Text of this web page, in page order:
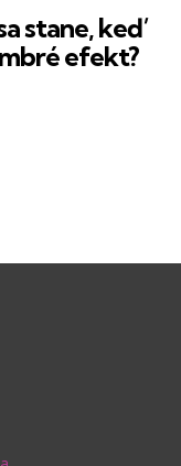
stane, keď
efekt?